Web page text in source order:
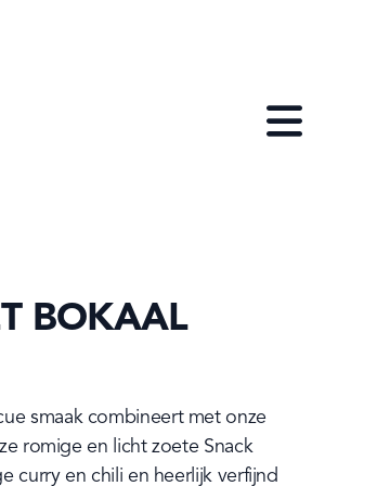
Open menu
BOKAAL
smaak combineert met onze
romige en licht zoete Snack
curry en chili en heerlijk verfijnd